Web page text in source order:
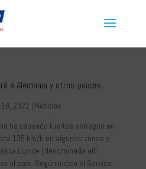
a Alemania y otros países
2022 | Noticias
ha causado fuertes estragos en
135 km/h en algunas zonas y,
Eunice (denominada allí
al país. Según indica el Servicio